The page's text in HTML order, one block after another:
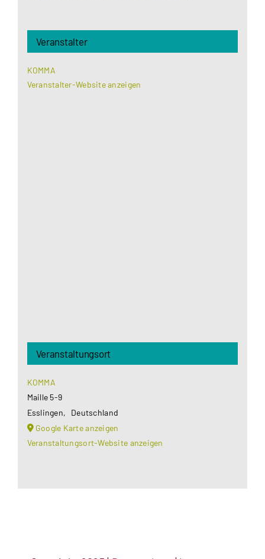
Veranstalter
KOMMA
Veranstalter-Website anzeigen
Veranstaltungsort
KOMMA
Maille 5-9
Esslingen,
Deutschland
Google Karte anzeigen
Veranstaltungsort-Website anzeigen